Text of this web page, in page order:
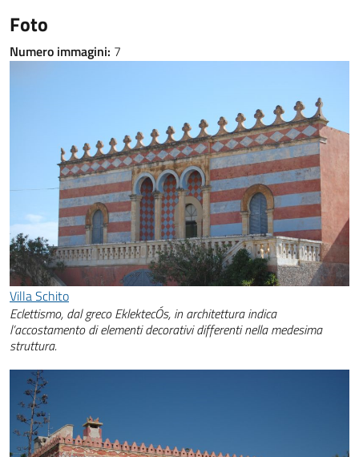
Foto
Numero immagini: 7
Villa Schito
Eclettismo, dal greco EklektecÓs, in architettura indica
l’accostamento di elementi decorativi differenti nella medesima
struttura.